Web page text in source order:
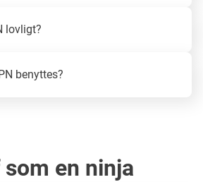
lovligt?
benyttes?
en ninja